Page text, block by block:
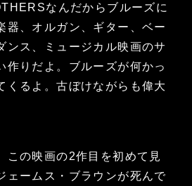
なんだからブルーズに
器、オルガン、ギター、ベー
ンス、ミュージカル映画のサ
作りだよ。ブルーズが何かっ
くるよ。古ぼけながらも偉大
この映画の2作目を初めて見
ェームス・ブラウンが死んで